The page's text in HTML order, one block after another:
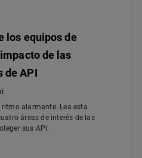
los equipos de
de las
de API
alarmante. Lea esta
áreas de interés de las
sus API.